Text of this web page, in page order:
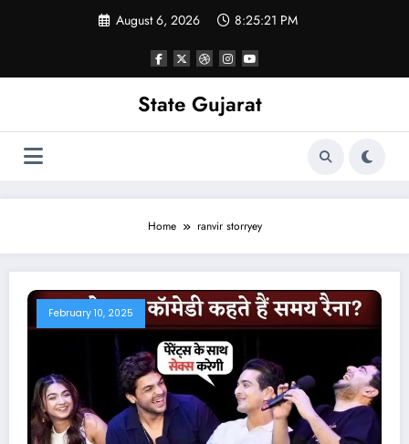
August 6, 2026 8:25:22 PM
State Gujarat
Home ranvir storryey
February 10, 2025